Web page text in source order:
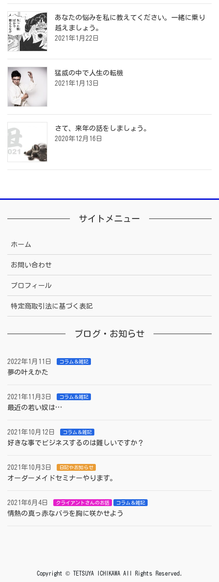
あなたの悩みを私に教えてください。一緒に乗り
越えましょう。
2021年1月22日
猛威の中で人生の転機
2021年1月13日
さて、来年の話をしましょう。
2020年12月16日
サイトメニュー
ホーム
お問い合わせ
プロフィール
特定商取引法に基づく表記
ブログ・お知らせ
2022年1月11日 コラム＆雑記
夢の叶えかた
2021年11月3日 コラム＆雑記
最近の若い奴は…
2021年10月12日 コラム＆雑記
好きな事でビジネスするのは難しいですか？
2021年10月3日 日記やお知らせ
オーダーメイドセミナーやります。
2021年6月4日 クライアントさんのお話 コラム＆雑記
情熱の真っ赤なバラを胸に咲かせよう
Copyright © TETSUYA ICHIKAWA All Rights Reserved.